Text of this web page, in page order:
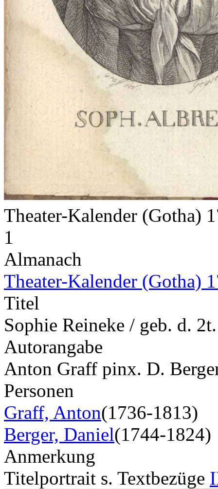
Theater-Kalender (Gotha)
1
Almanach
Theater-Kalender (Gotha)
Titel
Sophie Reineke / geb. d.
Autorangabe
Anton Graff pinx. D.
Personen
Graff, Anton(1736-1813)
Berger, Daniel(1744-1824)
Anmerkung
Titelportrait s. Textbezüge